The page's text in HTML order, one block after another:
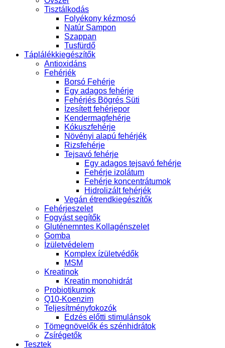
Tisztálkodás
Folyékony kézmosó
Natúr Sampon
Szappan
Tusfürdő
Táplálékkiegészítők
Antioxidáns
Fehérjék
Borsó Fehérje
Egy adagos fehérje
Fehérjés Bögrés Süti
Ízesített fehérjepor
Kendermagfehérje
Kókuszfehérje
Növényi alapú fehérjék
Rizsfehérje
Tejsavó fehérje
Egy adagos tejsavó fehérje
Fehérje izolátum
Fehérje koncentrátumok
Hidrolizált fehérjék
Vegán étrendkiegészítők
Fehérjeszelet
Fogyást segítők
Gluténemntes Kollagénszelet
Gomba
Ízületvédelem
Komplex ízületvédők
MSM
Kreatinok
Kreatin monohidrát
Probiotikumok
Q10-Koenzim
Teljesítményfokozók
Edzés előtti stimulánsok
Tömegnövelők és szénhidrátok
Zsírégetők
Tesztek